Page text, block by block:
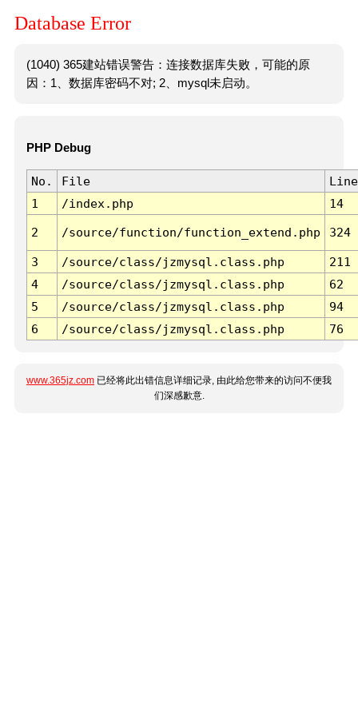
Database Error
(1040) 365建站错误警告：连接数据库失败，可能的原
因：1、数据库密码不对; 2、mysql未启动。
PHP Debug
No. File
Line
1
/index.php 14
2 /source/function/function_extend.php 324
3 /source/class/jzmysql.class.php
211
4
/source/class/jzmysql.class.php
62
5
/source/class/jzmysql.class.php
94
6
/source/class/jzmysql.class.php 76
www.365jz.com 已经将此出错信息详细记录, 由此给您带来的访问不便我
们深感歉意.